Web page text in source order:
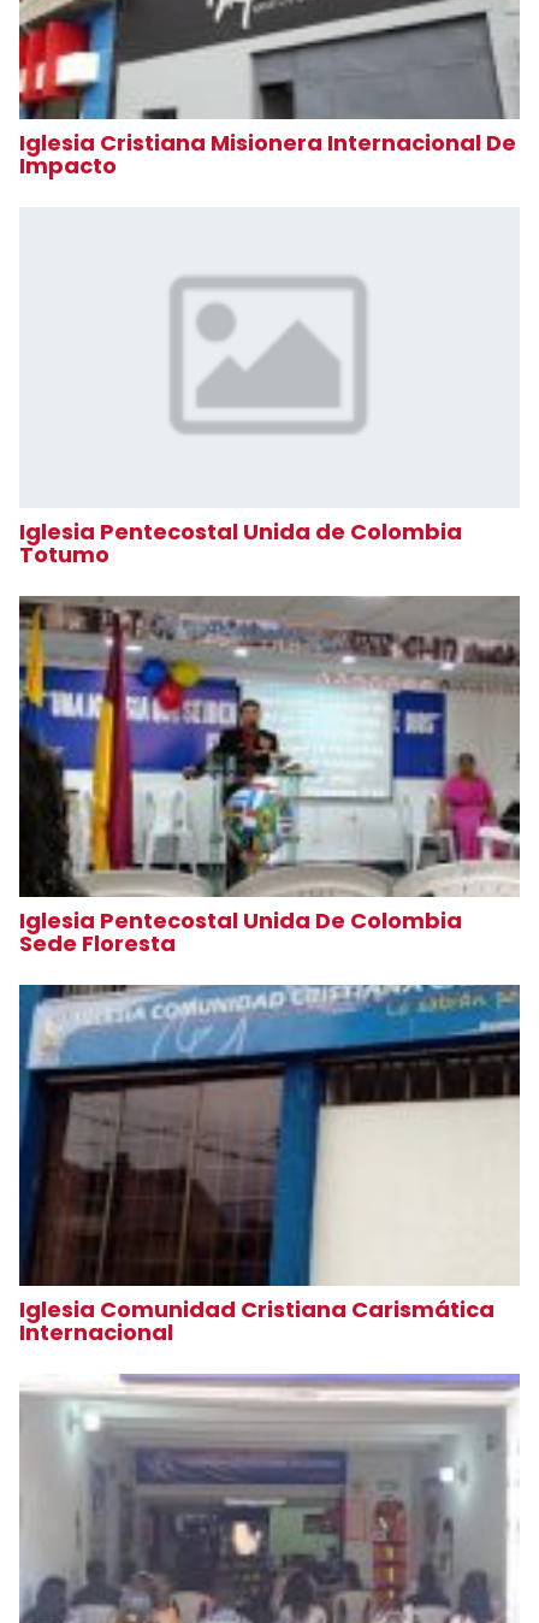
Iglesia Cristiana Misionera Internacional De
Impacto
Iglesia Pentecostal Unida de Colombia
Totumo
Iglesia Pentecostal Unida De Colombia
Sede Floresta
Iglesia Comunidad Cristiana Carismática
Internacional